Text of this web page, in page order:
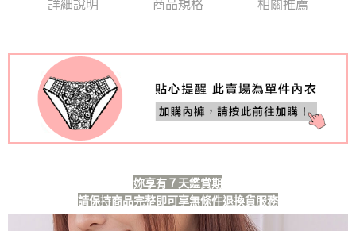
每筆NT$80，滿NT$999(含以上)免運費
詳細說明 商品規格 相關推薦
妳享有７天鑑賞期
請保持商品完整即可享無條件退換貨服務